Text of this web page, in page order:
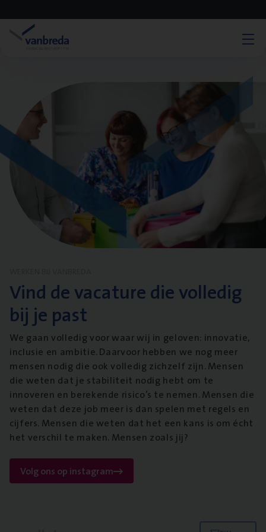
Vind de vacature die volledig
bij je past
We gaan volledig voor waar wij in geloven: innovatie,
inclusie en ambitie. Daarvoor hebben we nog meer
mensen nodig die ook volledig zichzelf zijn. Mensen
die weten dat je stabiliteit nodig hebt om te
innoveren en berekende risico’s te nemen. Mensen die
weten dat deze job meer is dan spelen met regels en
cijfers. Mensen die weten dat het een kans is om écht
het verschil te maken. Mensen zoals jij?
Volg ons op instagram